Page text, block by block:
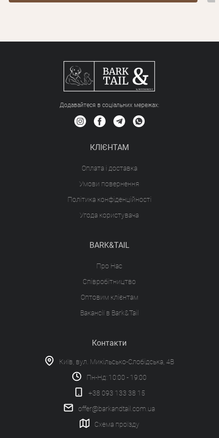
Додавайтеся в соціальних мережах:
КЛІЄНТАМ
Оплата і доставка
Умови повернення
Політика конфіденційності
Угода користувача
BARK&TAIL
Про Нас
Співробітництво
Оптовим клієнтам
Вакансії в Bark&Tail
Контакти
Київ, вул. Микільсько-Слобідська, 4В
Пн-Нд: 10:00 - 19:00
+38 093 133 38 15
offer@barkandtail.com.ua
Схема проїзду